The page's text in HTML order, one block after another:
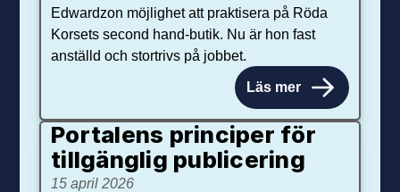
Edwardzon möjlighet att praktisera på Röda
Korsets second hand-butik. Nu är hon fast
anställd och stortrivs på jobbet.
Läs mer
Portalens principer för
tillgänglig publicering
15 april 2026